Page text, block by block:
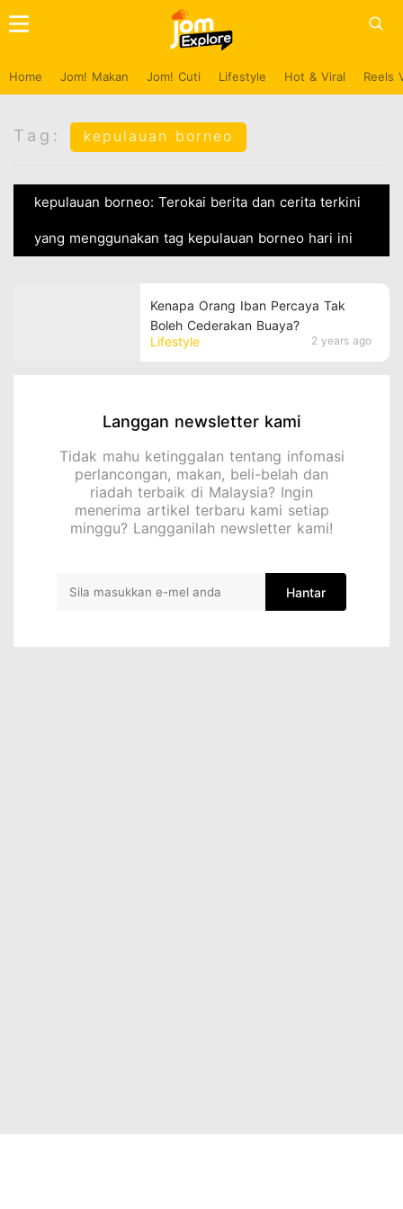
Home Jom! Makan Jom! Cuti Lifestyle Hot & Viral Reels
Tag: kepulauan borneo
kepulauan borneo: Terokai berita dan cerita terkini
yang menggunakan tag kepulauan borneo hari ini
Lifestyle 2 years ago
Kenapa Orang Iban Percaya Tak
Boleh Cederakan Buaya?
Langgan newsletter kami
Tidak mahu ketinggalan tentang infomasi
perlancongan, makan, beli-belah dan
riadah terbaik di Malaysia? Ingin
menerima artikel terbaru kami setiap
minggu? Langganilah newsletter kami!
Hantar